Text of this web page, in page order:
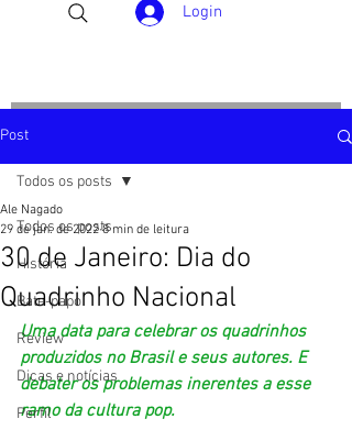
Login
Post
Todos os posts
História
Bate-papo
Review
Dicas e notícias
Perfil
Todos os posts
30 de Janeiro: Dia do
Quadrinho Nacional
Ale Nagado
29 de jan. de 2022 8 min de leitura
Uma data para celebrar os quadrinhos
produzidos no Brasil e seus autores. E
debater os problemas inerentes a esse
ramo da cultura pop.